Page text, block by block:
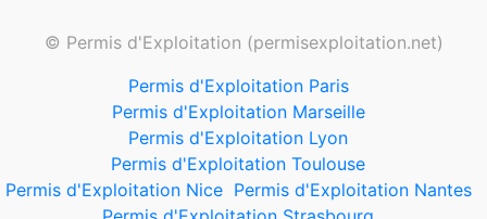
© Permis d'Exploitation (permisexploitation.net)
Permis d'Exploitation Paris
Permis d'Exploitation Marseille
Permis d'Exploitation Lyon
Permis d'Exploitation Toulouse
Permis d'Exploitation Nice Permis d'Exploitation Nantes